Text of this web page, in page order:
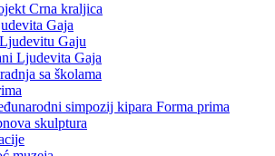
Crna kraljica
Gaja
Gaju
Ljudevita Gaja
sa školama
simpozij kipara Forma prima
skulptura